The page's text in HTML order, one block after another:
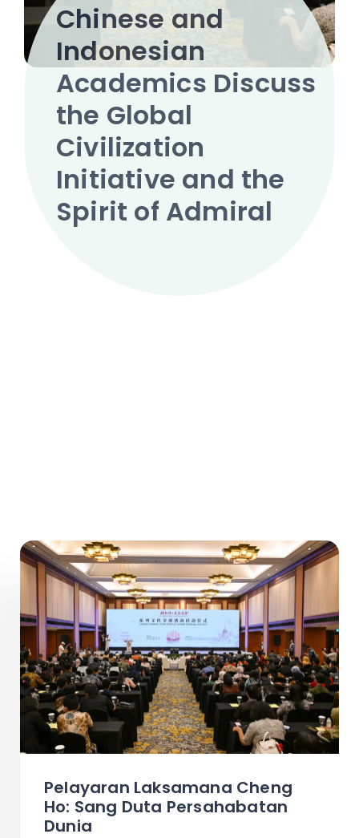
Chinese and
Indonesian
Academics Discuss
the Global
Civilization
Initiative and the
Spirit of Admiral
Pelayaran Laksamana Cheng
Ho: Sang Duta Persahabatan
Dunia